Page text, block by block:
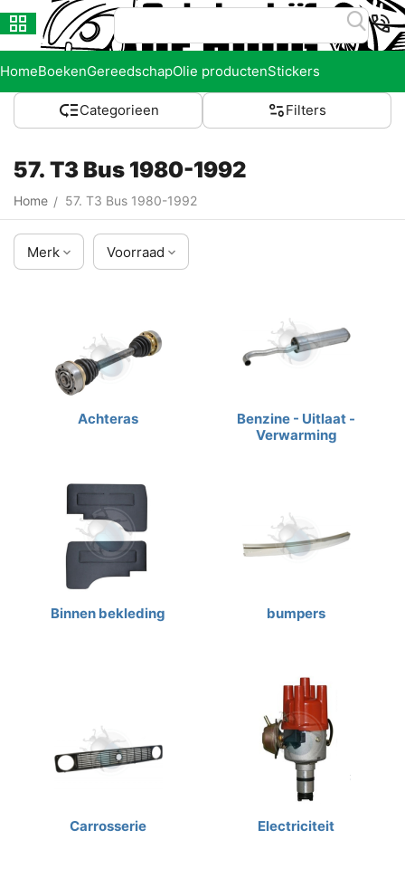
HomeBoekenGereedschapOlie productenStickers
Categorieen Filters
57. T3 Bus 1980-1992
Home / 57. T3 Bus 1980-1992
Merk Voorraad
Achteras
Benzine - Uitlaat -
Verwarming
Binnen bekleding bumpers
Carrosserie Electriciteit